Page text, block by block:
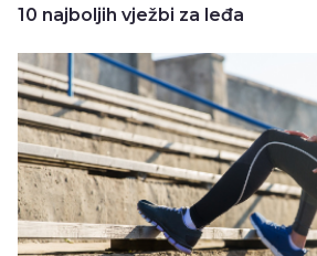
10 najboljih vježbi za leđa